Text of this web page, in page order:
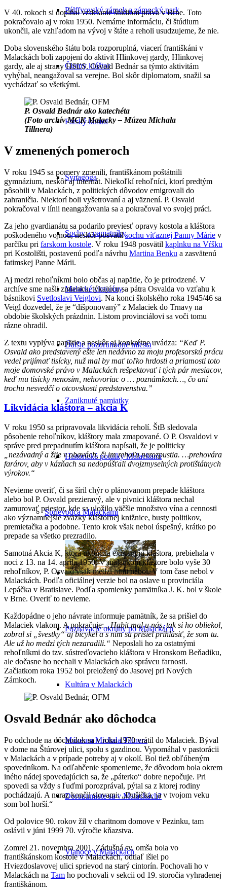
Pálffyovský zámok a zámocký park
Čierny kláštor
Farský kostol
Synagóga
Sochy a pamätníky
Malacké cintoríny
Ďalšie pozoruhodné miesta
Zaniknuté pamiatky
Historické potulky Malackami
Sprievodca Malackami
Poznávacie okruhy po Malackách
Kultúra v Malackách
Múzeum Michala Tillnera
Dorozumiete sa v Malackách?
Vianoce v Malackách
V 40. rokoch si dopĺňal vzdelanie štúdiom práva v Brne. Toto
pokračovalo aj v roku 1950. Nemáme informáciu, či štúdium
ukončil, ale vzhľadom na vývoj v štáte a reholi usudzujeme, že nie.
Doba slovenského štátu bola rozporuplná, viacerí františkáni v
Malackách boli zapojení do aktivít Hlinkovej gardy, Hlinkovej
gardy, ale aj strany HSĽS. Osvald Bednár sa týmto aktivitám
vyhýbal, neangažoval sa verejne. Bol skôr diplomatom, snažil sa
vychádzať so všetkými.
P. Osvald Bednár ako katechéta
(Foto archív MCK Malacky – Múzea Michala
Tillnera)
V zmenených pomeroch
V roku 1945 sa pomery zmenili, františkánom poštátnili
gymnázium, neskôr aj internát. Niekoľkí rehoľníci, ktorí predtým
pôsobili v Malackách, z politických dôvodov emigrovali do
zahraničia. Niektorí boli vyšetrovaní a aj väznení. P. Osvald
pokračoval v línii neangažovania sa a pokračoval vo svojej práci.
Za jeho gvardianátu sa podarilo previesť opravy kostola a kláštora
poškodeného vojnou, neskôr posvätilsochu víťaznej Panny Márie v
parčíku pri farskom kostole. V roku 1948 posvätil kaplnku na Vŕšku
pri Kostolišti, postavenú podľa návrhu Martina Benku a zasvätenú
fatimskej Panne Márii.
Aj medzi rehoľníkmi bolo občas aj napätie, čo je prirodzené. V
archíve sme našli zmienku, týkajúcu sa pátra Osvalda vo vzťahu k
básnikovi Svetloslavi Veiglovi. Na konci školského roka 1945/46 sa
Veigl dozvedel, že je “dišponovaný” z Malaciek do Trnavy na
obdobie školských prázdnin. Listom provinciálovi sa voči tomu
rázne ohradil.
Z textu vyplýva napätie a neskôr aj konkrétne uvádza: “Keď P.
Osvald ako predstavený ešte len nedávno za moju profesorskú prácu
vedel prijímať tisícky, nuž mal by mať toľko hrdosti a priamosti toto
moje domovské právo v Malackách rešpektovať i tých pár mesiacov,
keď mu tisícky nenosím, nehovoriac o … poznámkach…, čo ani
trochu nesvedčí o otcovskosti predstavenstva.”
Likvidácia kláštora – akcia K
V roku 1950 sa pripravovala likvidácia reholí. ŠtB sledovala
pôsobenie rehoľníkov, kláštory mala zmapované. O P. Osvaldovi v
správe pred prepadnutím kláštora napísali, že je politicky
„nezávadný a žije v obavách, či im rehoľu nerozpustia. …prehovára
farárov, aby v kázňach sa nedopúšťali dvojzmyselných protištátnych
výrokov.“
Nevieme overiť, či sa šíril chýr o plánovanom prepade kláštora
alebo bol P. Osvald prezieravý, ale v pivnici kláštora nechal
zamurovať priestor, kde sa uložilo väčšie množstvo vína a cennosti
ako významnejšie zväzky kláštornej knižnice, busty politikov,
premietačka a podobne. Tento krok však nebol úspešný, krátko po
prepade sa všetko prezradilo.
Samotná Akcia K, ktorá ukončila existenciu kláštora, prebiehala v
noci z 13. na 14. apríla 1950. V malackom kláštore bolo vyše 30
rehoľníkov, P. Osvald však medzi nimi nebol. V tom čase nebol v
Malackách. Podľa oficiálnej verzie bol na oslave u provinciála
Lepáčka v Bratislave. Podľa spomienky pamätníka J. K. bol v škole
v Brne. Overiť to nevieme.
Každopádne o jeho návrate informuje pamätník, že sa prišiel do
Malaciek vlakom. A pokračuje: „Habit mal u nás, tak si ho obliekol,
zobral si „švestky“ aj bicykel a s ním sa prišiel prihlásiť, že som tu.
Ale už ho medzi tých nezaradili.“ Neposlali ho za ostatnými
rehoľníkmi do tzv. sústreďovacieho kláštora v Hronskom Beňadiku,
ale dočasne ho nechali v Malackách ako správcu farnosti.
Začiatkom roka 1952 bol preložený do Jasovej pri Nových
Zámkoch.
Osvald Bednár ako dôchodca
Po odchode na dôchodok sa v roku 1970 vrátil do Malaciek. Býval
v dome na Štúrovej ulici, spolu s gazdinou. Vypomáhal v pastorácii
v Malackách a v prípade potreby aj v okolí. Bol tiež obľúbeným
spovedníkom. Na odľahčenie spomenieme, že dôvodom bola okrem
iného nádej spovedajúcich sa, že „páterko“ dobre nepočuje. Pri
spovedi sa vždy s ľuďmi porozprával, pýtal sa z ktorej rodiny
pochádzajú. A neraz končil slovami: „Dušička, ja v tvojom veku
som bol horší.“
Od polovice 90. rokov žil v charitnom domove v Pezinku, tam
oslávil v júni 1999 70. výročie kňazstva.
Zomrel 21. novembra 2001. Zádušná sv. omša bola vo
františkánskom kostole v Malackách, odtiaľ išiel po
Hviezdoslavovej ulici sprievod na starý cintorín. Pochovali ho v
Malackách na Tam ho pochovali v sekcii od 19. storočia vyhradenej
františkánom.